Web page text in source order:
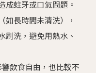
成蛀牙或口氣問題。
如長時間未清洗），
刷洗，避免用熱水、
飲食自由，也比較不